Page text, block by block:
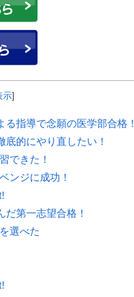
示]
指導で念願の医学部合格！
的にやり直したい！
できた！
ンジに成功！
第一志望合格！
選べた